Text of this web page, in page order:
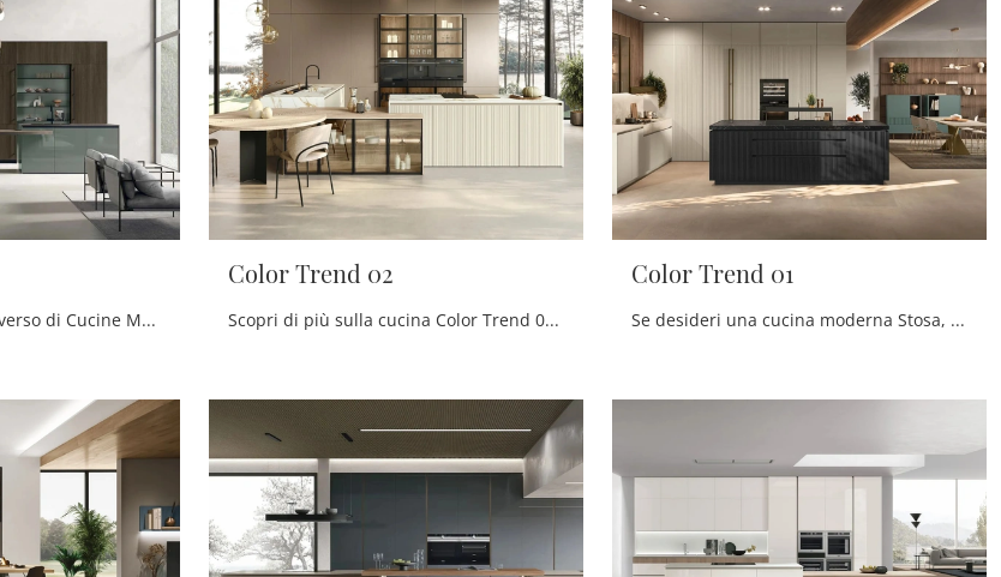
Clicca e scopri un universo di Cucine Moderne con isola: la cucina Color Trend 06 Stosa in legno ti sta aspettando!
Color Trend 02
Scopri di più sulla cucina Color Trend 02 di Stosa: questa soluzione in laccato opaco sarà l'acquisto ideale per te!
Color Trend 01
Se desideri una cucina moderna Stosa, Color Trend 01 in laccato opaco ti attende nel nostro negozio di Cucine Moderne con isola.